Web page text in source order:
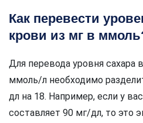
Как перевести
крови из мг в
Для перевода уровня сахара
ммоль/л необходимо
дл на 18. Например, если у
составляет 90 мг/дл, то это